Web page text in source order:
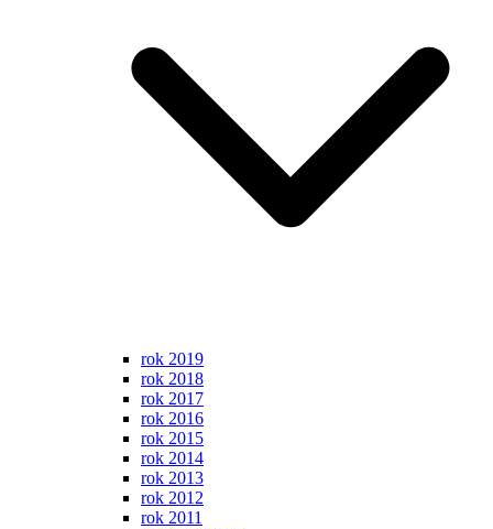
rok 2019
rok 2018
rok 2017
rok 2016
rok 2015
rok 2014
rok 2013
rok 2012
rok 2011